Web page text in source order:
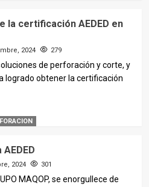
la certificación AEDED en
2024 279
de perforación y corte, y
logrado obtener la certificación
AEDED
2024 301
MAQOP, se enorgullece de